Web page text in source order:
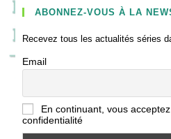
ABONNEZ-VOUS À LA
Recevez tous les actualités séries
Email
En continuant, vous
confidentialité